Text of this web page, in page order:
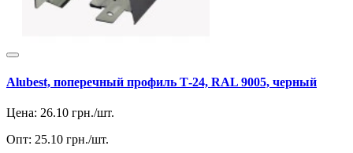
Alubest, поперечный профиль Т-24, RAL 9005, черный
Цена: 26.10 грн./шт.
Опт: 25.10 грн./шт.